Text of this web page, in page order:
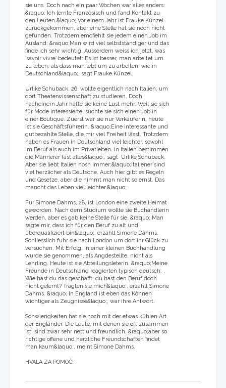
sie uns. Doch nach ein paar Wochen war alles anders:
&raquo; Ich lernte Französisch und fand Kontakt zu
den Leuten.&laquo; Vor einem Jahr ist Frauke Künzel
zurückgekommen, aber eine Stelle hat sie noch nicht
gefunden. Trotzdem emofiehlt sie jedem einen Job im
Ausland: &raquo;Man wird viel selbstständiger und das
finde ich sehr wichtig. Ausserdem weiss ich jetzt, was
`savoir vivre` bedeutet: Es ist besser, man arbeitet um
zu leben, als dass man lebt um zu arbeiten, wie in
Deutschland&laquo;, sagt Frauke Künzel.
Urlike Schuback, 26, wollte eigentlich nach Italien, um
dort Theaterwissenschaft zu studieren. Doch
nacheinem Jahr hatte sie keine Lust mehr. Weil sie sich
für Mode interessierte, suchte sie sich einen Job in
einer Boutique. Zuerst war sie nur Verkäuferin, heute
ist sie Geschäftsführerin. &raquo;Eine interessante und
gutbezahlte Stelle, die mir viel Freiheit lässt. Trotzdem
haben es Frauen in Deutschland viel leichter, sowohl
im Beruf als auch im Privatleben. In Italien bestimmen
die Männerer fast alles&laquo;, sagt Urlike Schuback.
Aber sie liebt Italien nosh immer:&laquo;Italiener sind
viel herzlicher als Deutsche. Auch hier gibt es Regeln
und Gesetze, aber die nimmt man nicht so ernst. Das
mancht das Leben viel leichter.&laquo;
Für Simone Dahms, 28, ist London eine zweite Heimat
geworden. Nach dem Studium wollte sie Buchändlerin
werden, aber es gab keine Stelle für sie. &raquo; Man
sagte mir, dass ich für den Beruf zu alt und
überqualifiziert bin&laquo;, erzählt Simone Dahms.
Schliesslich fuhr sie nach London um dort ihr Glück zu
versuchen. Mit Erfolg. In einer kleinen Buchhandlung
wurde sie genommen, als Angdestellte, nicht als
Lehrling. Heute ist sie Abteilungsleterin. &raquo;Meine
Freunde in Deutschland reagierten typisch deutsch: ,
Wie hast du das geschafft, du hast den Beruf doch
nicht gelernt?` fragten sie mich&laquo;, erzählt Simone
Dahms. &raquo; In England ist eben das Können
wichtiger als Zeugnisse&laquo;, war ihre Antwort.
Schwierigkeiten hat sie noch mit der etwas kühlen Art
der Engländer. Die Leute, mit denen sie oft zusammen
ist, sind zwar sehr nett und freundlich, &raquo;aber so
richtige offene und herzliche Freundschaften findet
man kaum&laquo;, meint Simone Dahms.
HVALA ZA POMOČ!